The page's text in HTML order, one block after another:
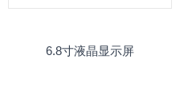
6.8寸液晶显示屏